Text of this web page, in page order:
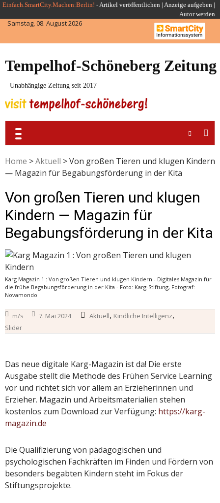
Skip
to
content
Einfach.SmartCity.Machen:Berlin! -Artikel veröffentlichen | Anzeige aufgeben |
Autor werden
Samstag, 08. August 2026
Tempelhof-Schöneberg Zeitung
Unabhängige Zeitung seit 2017
Home >Aktuell >Von großen Tieren und klugen Kindern
— Magazin für Begabungsförderung in der Kita
Von großen Tieren und klugen
Kindern — Magazin für
Begabungsförderung in der Kita
Karg Magazin 1 : Von großen Tieren und klugen Kindern - Digitales Magazin für
die frühe Begabungsförderung in der Kita - Foto: Karg-Stiftung, Fotograf:
Novamondo
m/s 7. Mai 2024 Aktuell, Kindliche Intelligenz,
Slider
Das neue digitale Karg-Magazin ist da! Die erste
Ausgabe stellt die Methode des Frühen Service Learning
vor und richtet sich vor allem an Erzieherinnen und
Erzieher. Magazin und Arbeitsmaterialien stehen
kostenlos zum Download zur Verfügung: https://karg-
magazin.de
Die Qualifizierung von pädagogischen und
psychologischen Fachkräften im Finden und Fördern von
besonders begabten Kindern steht im Fokus der
Stiftungsprojekte.